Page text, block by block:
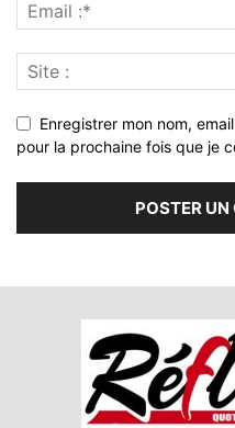
Enregistrer mon nom,
pour la prochaine fois que je